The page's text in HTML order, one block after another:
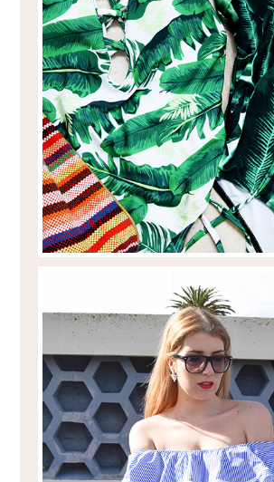
A SURPRESA DOS FATOS-
ONLINE...
A CAMISA QUE DIVIDIU